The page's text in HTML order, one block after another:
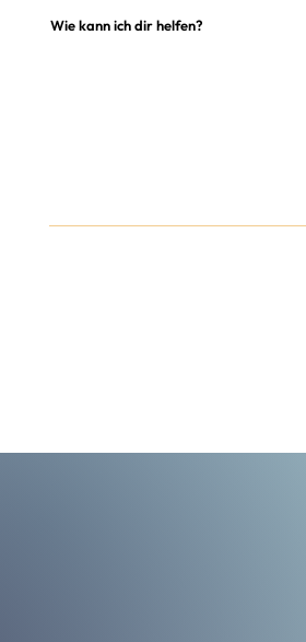
Wie kann ich dir helfen?